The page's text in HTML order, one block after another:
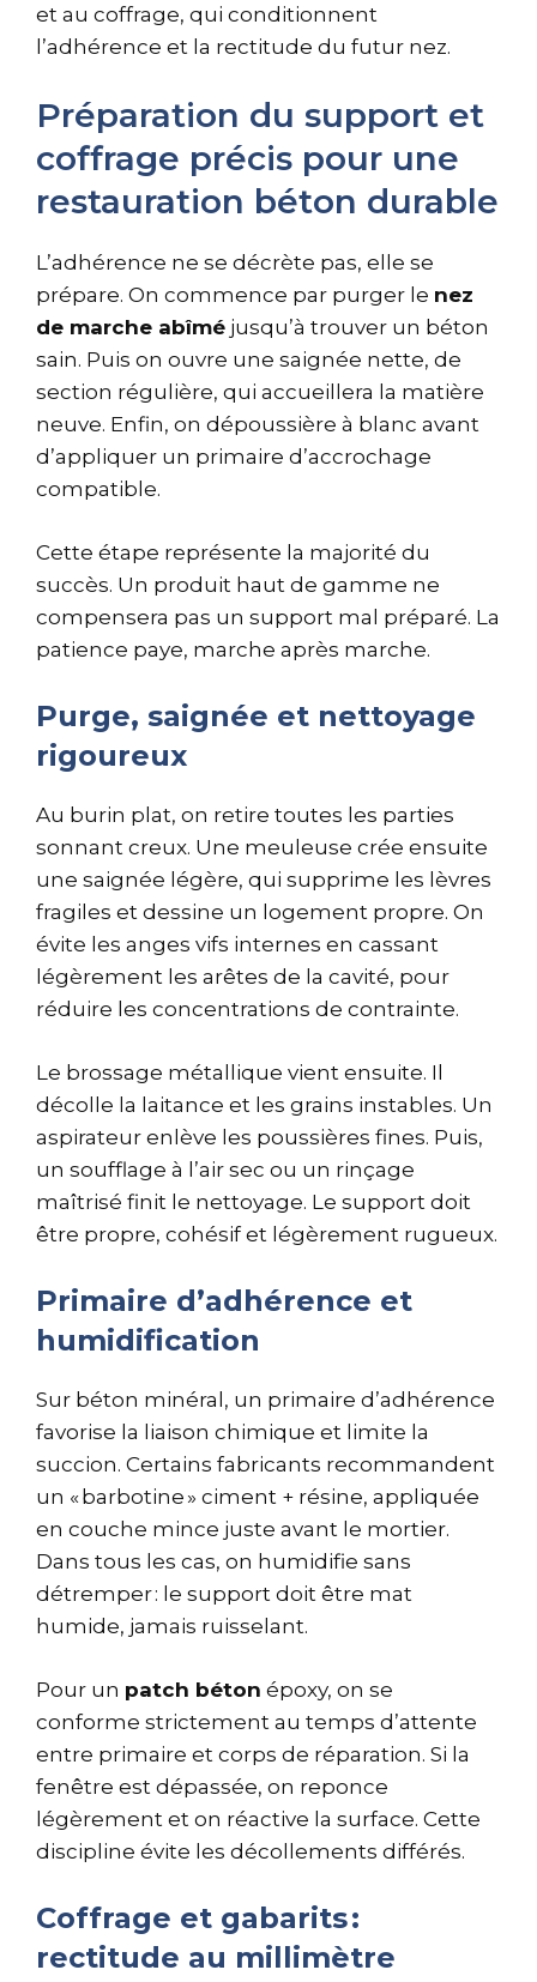
et au coffrage, qui conditionnent
l’adhérence et la rectitude du futur nez.
Préparation du support et
coffrage précis pour une
restauration béton durable
L’adhérence ne se décrète pas, elle se
prépare. On commence par purger le nez
de marche abîmé jusqu’à trouver un béton
sain. Puis on ouvre une saignée nette, de
section régulière, qui accueillera la matière
neuve. Enfin, on dépoussière à blanc avant
d’appliquer un primaire d’accrochage
compatible.
Cette étape représente la majorité du
succès. Un produit haut de gamme ne
compensera pas un support mal préparé. La
patience paye, marche après marche.
Purge, saignée et nettoyage
rigoureux
Au burin plat, on retire toutes les parties
sonnant creux. Une meuleuse crée ensuite
une saignée légère, qui supprime les lèvres
fragiles et dessine un logement propre. On
évite les anges vifs internes en cassant
légèrement les arêtes de la cavité, pour
réduire les concentrations de contrainte.
Le brossage métallique vient ensuite. Il
décolle la laitance et les grains instables. Un
aspirateur enlève les poussières fines. Puis,
un soufflage à l’air sec ou un rinçage
maîtrisé finit le nettoyage. Le support doit
être propre, cohésif et légèrement rugueux.
Primaire d’adhérence et
humidification
Sur béton minéral, un primaire d’adhérence
favorise la liaison chimique et limite la
succion. Certains fabricants recommandent
un « barbotine » ciment + résine, appliquée
en couche mince juste avant le mortier.
Dans tous les cas, on humidifie sans
détremper : le support doit être mat
humide, jamais ruisselant.
Pour un patch béton époxy, on se
conforme strictement au temps d’attente
entre primaire et corps de réparation. Si la
fenêtre est dépassée, on reponce
légèrement et on réactive la surface. Cette
discipline évite les décollements différés.
Coffrage et gabarits :
rectitude au millimètre